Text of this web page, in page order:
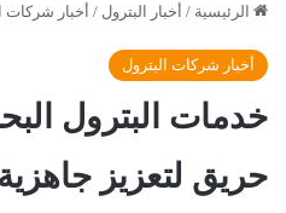
الرئيسية / أخبار البترول / أخبار شركات
أخبار شركات البترول
خدمات البترول
حريق لتعزيز